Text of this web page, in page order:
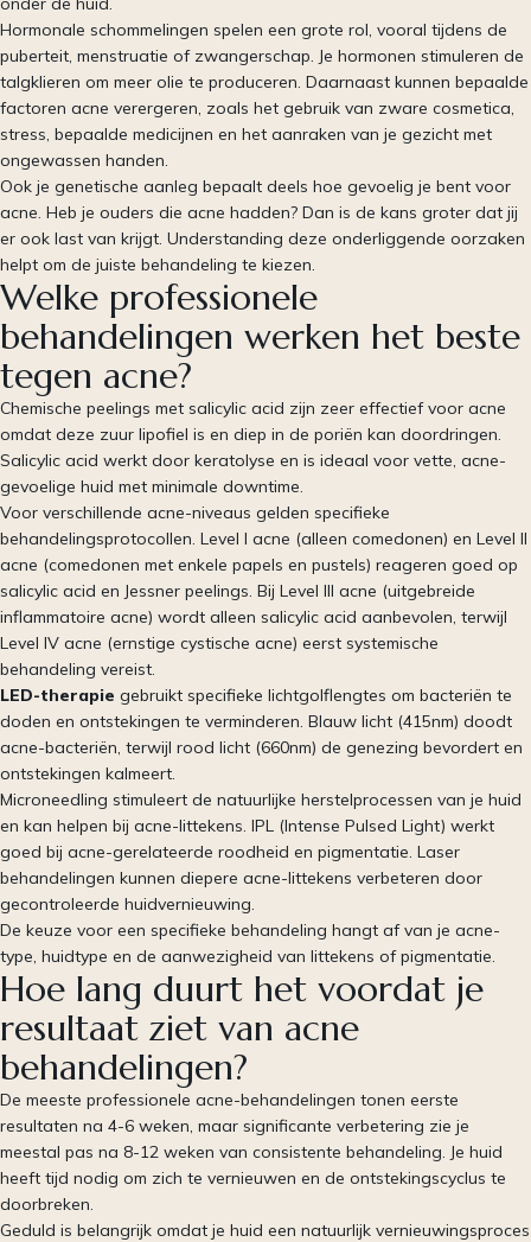
Hormonale schommelingen spelen een grote rol, vooral tijdens de
puberteit, menstruatie of zwangerschap. Je hormonen stimuleren de
talgklieren om meer olie te produceren. Daarnaast kunnen bepaalde
factoren acne verergeren, zoals het gebruik van zware cosmetica,
stress, bepaalde medicijnen en het aanraken van je gezicht met
ongewassen handen.
Ook je genetische aanleg bepaalt deels hoe gevoelig je bent voor
acne. Heb je ouders die acne hadden? Dan is de kans groter dat jij
er ook last van krijgt. Understanding deze onderliggende oorzaken
helpt om de juiste behandeling te kiezen.
Welke professionele
behandelingen werken het beste
tegen acne?
Chemische peelings met salicylic acid zijn zeer effectief voor acne
omdat deze zuur lipofiel is en diep in de poriën kan doordringen.
Salicylic acid werkt door keratolyse en is ideaal voor vette, acne-
gevoelige huid met minimale downtime.
Voor verschillende acne-niveaus gelden specifieke
behandelingsprotocollen. Level I acne (alleen comedonen) en Level II
acne (comedonen met enkele papels en pustels) reageren goed op
salicylic acid en Jessner peelings. Bij Level III acne (uitgebreide
inflammatoire acne) wordt alleen salicylic acid aanbevolen, terwijl
Level IV acne (ernstige cystische acne) eerst systemische
behandeling vereist.
LED-therapie gebruikt specifieke lichtgolflengtes om bacteriën te
doden en ontstekingen te verminderen. Blauw licht (415nm) doodt
acne-bacteriën, terwijl rood licht (660nm) de genezing bevordert en
ontstekingen kalmeert.
Microneedling stimuleert de natuurlijke herstelprocessen van je huid
en kan helpen bij acne-littekens. IPL (Intense Pulsed Light) werkt
goed bij acne-gerelateerde roodheid en pigmentatie. Laser
behandelingen kunnen diepere acne-littekens verbeteren door
gecontroleerde huidvernieuwing.
De keuze voor een specifieke behandeling hangt af van je acne-
type, huidtype en de aanwezigheid van littekens of pigmentatie.
Hoe lang duurt het voordat je
resultaat ziet van acne
behandelingen?
De meeste professionele acne-behandelingen tonen eerste
resultaten na 4-6 weken, maar significante verbetering zie je
meestal pas na 8-12 weken van consistente behandeling. Je huid
heeft tijd nodig om zich te vernieuwen en de ontstekingscyclus te
doorbreken.
Geduld is belangrijk omdat je huid een natuurlijk vernieuwingsproces